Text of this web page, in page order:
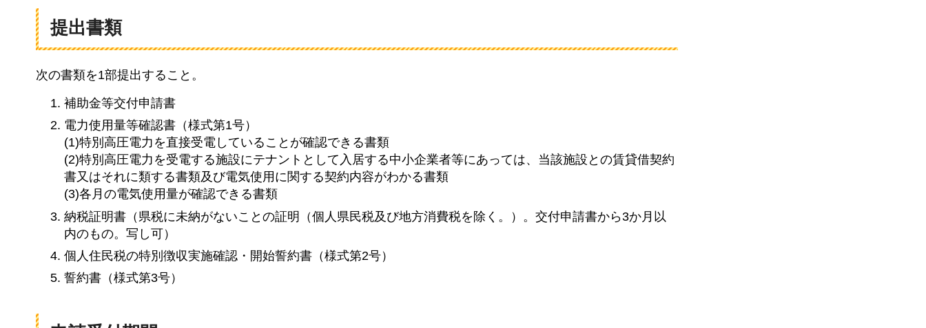
提出書類
次の書類を1部提出すること。
補助金等交付申請書
電力使用量等確認書（様式第1号）
(1)特別高圧電力を直接受電していることが確認できる書類
(2)特別高圧電力を受電する施設にテナントとして入居する中小企業者等にあっては、当該施設との賃貸借契約
書又はそれに類する書類及び電気使用に関する契約内容がわかる書類
(3)各月の電気使用量が確認できる書類
納税証明書（県税に未納がないことの証明（個人県民税及び地方消費税を除く。）。交付申請書から3か月以
内のもの。写し可）
個人住民税の特別徴収実施確認・開始誓約書（様式第2号）
誓約書（様式第3号）